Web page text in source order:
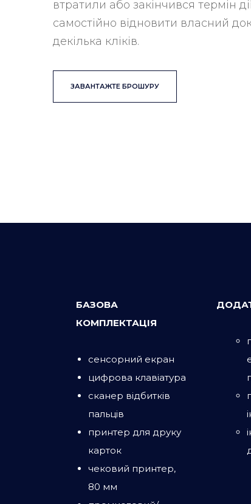
втратили або закінчився термін
самостійно відновити власний
декілька кліків.
ЗАВАНТАЖТЕ БРОШУРУ
БАЗОВА
КОМПЛЕКТАЦІЯ
сенсорний екран
цифрова клавіатура
сканер відбитків
пальців
принтер для друку
карток
чековий принтер,
80 мм